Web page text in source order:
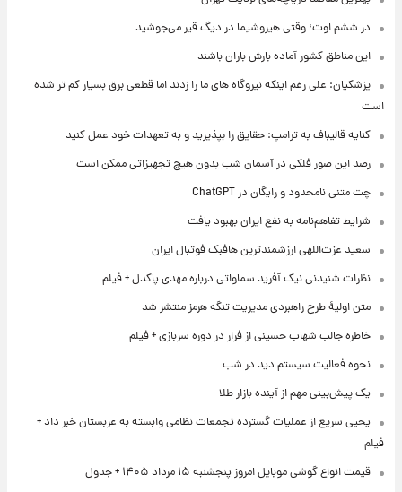
در ششم اوت؛ وقتی هیروشیما در دیگ قیر می‌جوشید
این مناطق کشور آماده بارش باران باشند
پزشکیان: علی رغم اینکه نیروگاه های ما را زدند اما قطعی برق بسیار کم تر شده
است
کنایه قالیباف به ترامپ: حقایق را بپذیرید و به تعهدات خود عمل کنید
رصد این صور فلکی در آسمان شب بدون هیچ تجهیزاتی ممکن است
چت متنی نامحدود و رایگان در ChatGPT
شرایط تفاهم‌نامه به نفع ایران بهبود یافت
سعید عزت‌اللهی ارزشمندترین هافبک فوتبال ایران
نظرات شنیدنی نیک آفرید سماواتی درباره مهدی پاکدل + فیلم
متن اولیۀ طرح راهبردی مدیریت تنگه هرمز منتشر شد
خاطره جالب شهاب حسینی از فرار در دوره سربازی + فیلم
نحوه فعالیت سیستم دید در شب
یک پیش‌بینی مهم از آینده بازار طلا
یحیی سریع از عملیات گسترده تجمعات نظامی وابسته به عربستان خبر داد +
فیلم
قیمت انواع گوشی موبایل امروز پنجشنبه ۱۵ مرداد ۱۴۰۵ + جدول